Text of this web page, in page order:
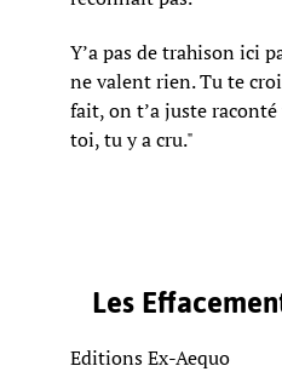
Y’a pas de trahison ici
ne valent rien. Tu te
fait, on t’a juste
toi, tu y a cru."
Les
Editions Ex-Aequo